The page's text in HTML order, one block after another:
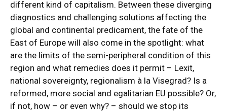
different kind of capitalism. Between these diverging
diagnostics and challenging solutions affecting the
global and continental predicament, the fate of the
East of Europe will also come in the spotlight: what
are the limits of the semi-peripheral condition of this
region and what remedies does it permit – Lexit,
national sovereignty, regionalism à la Visegrad? Is a
reformed, more social and egalitarian EU possible? Or,
if not, how – or even why? – should we stop its